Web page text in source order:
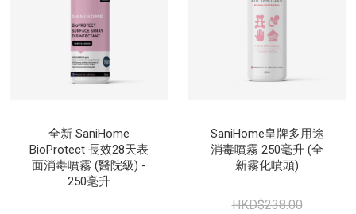
全新 SaniHome
BioProtect 長效28天表
面消毒噴霧 (醫院級) -
250毫升
SaniHome皇牌多用途
消毒噴霧 250毫升 (全
新霧化噴頭)
HKD$238.00